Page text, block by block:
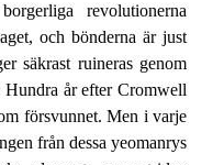
revolutionerna
och bönderna är just
säkrast ruineras genom
Hundra år efter Cromwell
försvunnet. Men i varje
från dessa yeomanrys